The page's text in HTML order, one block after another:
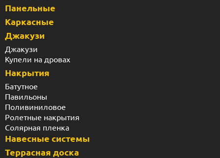
Панельные
Каркасные
Джакузи
Джакузи
Купели на дровах
Накрытия
Батутное
Павильоны
Поливиниловое
Ролетные накрытия
Солярная пленка
Навесные системы
Террасная доска